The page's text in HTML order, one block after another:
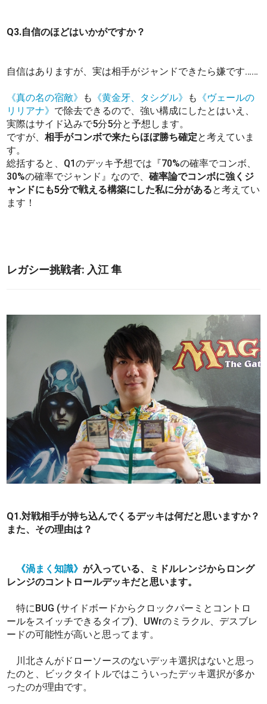
Q3.自信のほどはいかがですか？
自信はありますが、実は相手がジャンドできたら嫌です……
《真の名の宿敵》 も 《黄金牙、タシグル》 も 《ヴェールの
リリアナ》 で除去できるので、強い構成にしたとはいえ、
実際はサイド込みで5分5分と予想します。
ですが、相手がコンボで来たらほぼ勝ち確定と考えていま
す。
総括すると、Q1のデッキ予想では『70%の確率でコンボ、
30%の確率でジャンド』なので、確率論でコンボに強くジ
ャンドにも5分で戦える構築にした私に分があると考えてい
ます！
レガシー挑戦者: 入江 隼
Q1.対戦相手が持ち込んでくるデッキは何だと思いますか？
また、その理由は？
《渦まく知識》が入っている、ミドルレンジからロング
レンジのコントロールデッキだと思います。
特にBUG (サイドボードからクロックパーミとコントロ
ールをスイッチできるタイプ)、UWrのミラクル、デスブレ
ードの可能性が高いと思ってます。
川北さんがドローソースのないデッキ選択はないと思っ
たのと、ビックタイトルではこういったデッキ選択が多か
ったのが理由です。